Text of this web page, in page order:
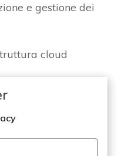
e gestione dei
cloud